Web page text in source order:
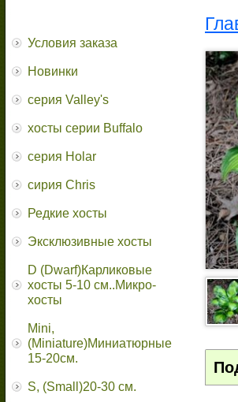
Условия заказа
Новинки
серия Valley's
хосты серии Buffalo
серия Holar
сирия Chris
Редкие хосты
Эксклюзивные хосты
D (Dwarf)Карликовые
хосты 5-10 см..Микро-
хосты
Mini,
(Miniature)Миниатюрные
15-20см.
S, (Small)20-30 см.